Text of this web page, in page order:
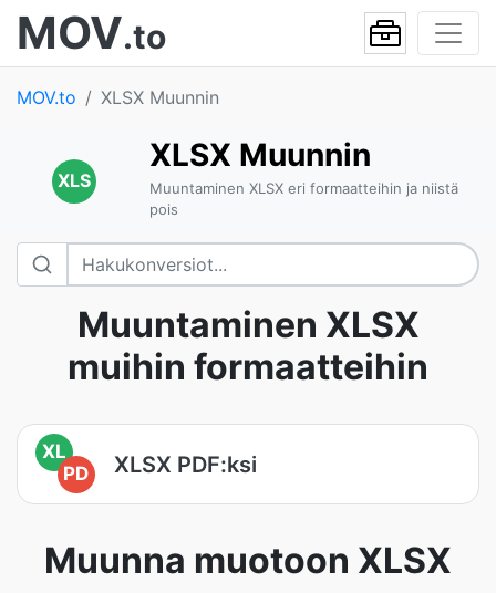
MOV.to
MOV.to XLSX Muunnin
XLS
XLSX Muunnin
Muuntaminen XLSX eri formaatteihin ja niistä
pois
Muuntaminen XLSX
muihin formaatteihin
XL
PD
XLSX PDF:ksi
Muunna muotoon XLSX